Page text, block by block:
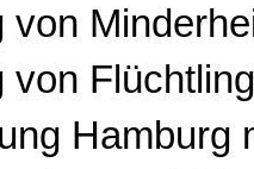
von
von
Hamburg